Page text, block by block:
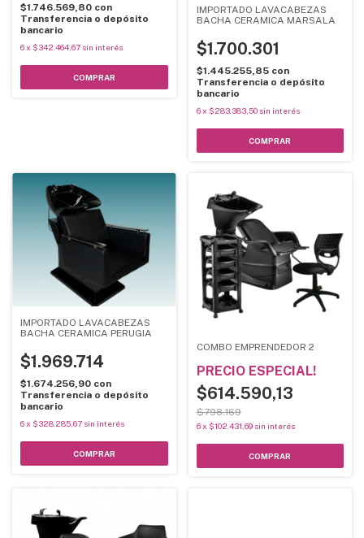
$1.746.569,80 con
Transferencia o depósito
bancario
6x $342.464,67 sin interés
IMPORTADO LAVACABEZAS
BACHA CERAMICA MARSALA
$1.700.301
$1.445.255,85 con
Transferencia o depósito
bancario
6 x $283.383,50 sin interés
IMPORTADO LAVACABEZAS
BACHA CERAMICA PERUGIA
$1.969.714
$1.674.256,90 con
Transferencia o depósito
bancario
6x $328.285,67 sin interés
COMBO EMPRENDEDOR 2
PRECIO ESPECIAL!
$614.590,13
$798.169
6 x $102.431,69 sin interés